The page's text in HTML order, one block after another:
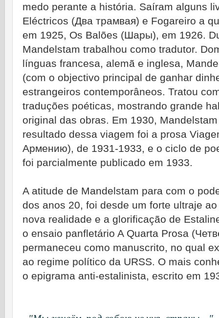
medo perante a história. Saíram alguns
Eléctricos (Два трамвая) e Fogareiro a
em 1925, Os Balões (Шары), em 1926.
Mandelstam trabalhou como tradutor.
línguas francesa, alemã e inglesa,
(com o objectivo principal de ganhar
estrangeiros contemporâneos. Tratou
traduções poéticas, mostrando grande
original das obras. Em 1930,
resultado dessa viagem foi a prosa
Армению), de 1931-1933, e o ciclo de
foi parcialmente publicado em 1933.
A atitude de Mandelstam para com o
dos anos 20, foi desde um forte ultraje
nova realidade e a glorificação de
o ensaio panfletário A Quarta Prosa
permaneceu como manuscrito, no qual
ao regime político da URSS. O mais
o epigrama anti-estalinista, escrito em